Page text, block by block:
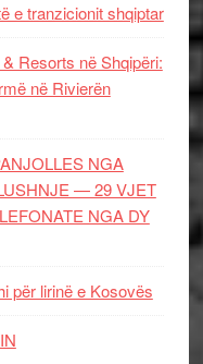
e tranzicionit shqiptar
Resorts në Shqipëri:
në Rivierën
NGA
— 29 VJET
NGA DY
për lirinë e Kosovës